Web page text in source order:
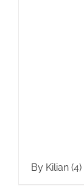
By Kilian (4)